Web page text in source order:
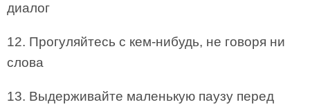
диалог
12. Прогуляйтесь с кем-нибудь, не говоря ни
слова
13. Выдерживайте маленькую паузу перед